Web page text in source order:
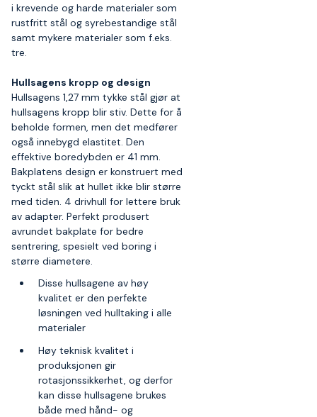
i krevende og harde materialer som
rustfritt stål og syrebestandige stål
samt mykere materialer som f.eks.
tre.
Hullsagens kropp og design
Hullsagens 1,27 mm tykke stål gjør at
hullsagens kropp blir stiv. Dette for å
beholde formen, men det medfører
også innebygd elastitet. Den
effektive boredybden er 41 mm.
Bakplatens design er konstruert med
tyckt stål slik at hullet ikke blir større
med tiden. 4 drivhull for lettere bruk
av adapter. Perfekt produsert
avrundet bakplate for bedre
sentrering, spesielt ved boring i
større diametere.
Disse hullsagene av høy
kvalitet er den perfekte
løsningen ved hulltaking i alle
materialer
Høy teknisk kvalitet i
produksjonen gir
rotasjonssikkerhet, og derfor
kan disse hullsagene brukes
både med hånd- og